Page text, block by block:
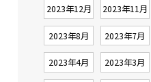
2023年12月 2023年11月
2023年8月 2023年7月
2023年4月 2023年3月